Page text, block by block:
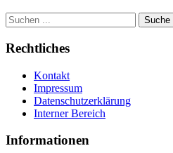
Suche
Rechtliches
Kontakt
Impressum
Datenschutzerklärung
Interner Bereich
Informationen